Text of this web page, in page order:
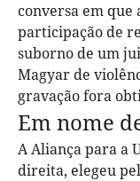
conversa em que
participação de
suborno de um
Magyar de
gravação fora
Em nome
A Aliança para a
direita, elegeu